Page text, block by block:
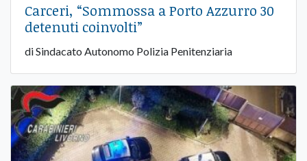
Carceri, “Sommossa a Porto Azzurro 30
detenuti coinvolti”
di Sindacato Autonomo Polizia Penitenziaria